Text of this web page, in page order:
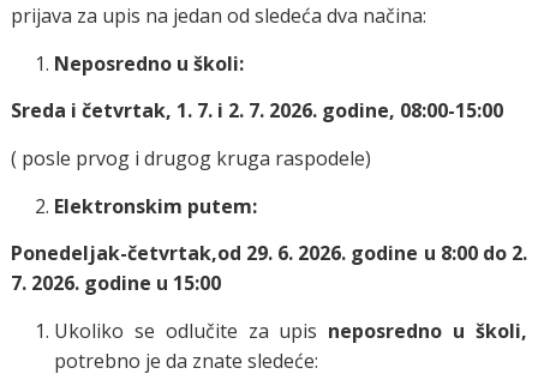
prijava za upis na jedan od sledeća dva načina:
Neposredno u školi:
Sreda i četvrtak, 1. 7. i 2. 7. 2026. godine, 08:00-15:00
( posle prvog i drugog kruga raspodele)
Elektronskim putem:
Ponedeljak-četvrtak,od 29. 6. 2026. godine u 8:00 do 2.
7. 2026. godine u 15:00
Ukoliko se odlučite za upis neposredno u školi,
potrebno je da znate sledeće: